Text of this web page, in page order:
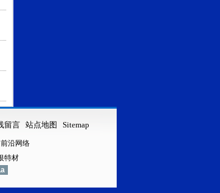
留言 站点地图 Sitemap
前沿网络